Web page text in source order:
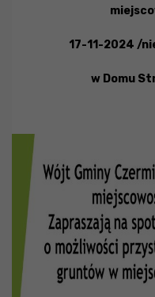
17-11-2024 /
w Domu